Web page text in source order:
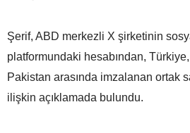
Şerif, ABD merkezli X şirketinin
platformundaki hesabından,
Pakistan arasında imzalanan ortak
ilişkin açıklamada bulundu.